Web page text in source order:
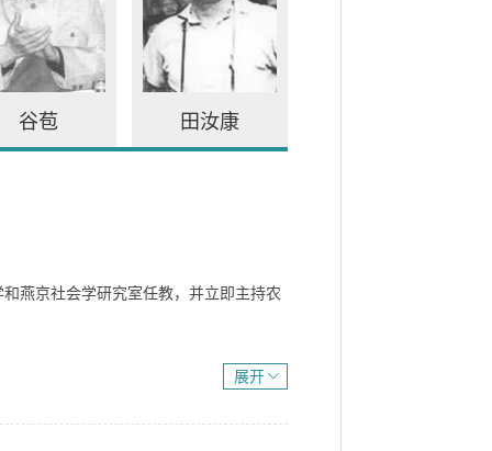
谷苞 田汝康
燕京社会学研究室任教，并立即主持农
展开